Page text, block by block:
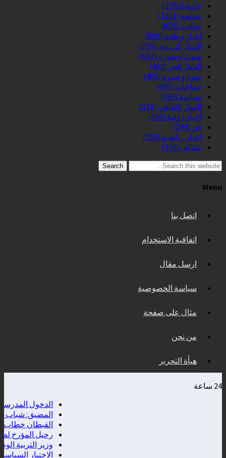
عامة (2763)
مجتمع (1201)
حوادث (875)
اخبار وطنية (808)
المنار التربوي (716)
صوت وصورة (567)
المنار الحر (482)
صوة وصورة (465)
جماعات (456)
سياسة (385)
المنار الثقافي (316)
اخبار دولية (269)
فن (244)
اخبار رياضية (219)
عدالة.. (158)
Search
Menu
اتصل بنا
اتفاقية الاستخدام
ارسل مقال
سياسة الخصوصية
مثال على صفحة
من نحن
هيأة التحرير
24 ساعة
الدخول المدرسي2026.. وزارة التربية الوطنية تعلن موعد التحاق إلتلاميذ والأطرالإدارية والتربوية
المضيق: شباب
القبطان خطاب
رحيل المؤرخ
وزير التربية
الاختيار السياسي